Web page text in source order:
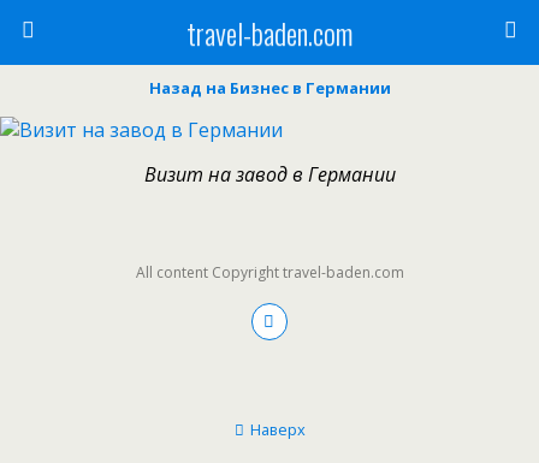
travel-baden.com
Назад на Бизнес в Германии
Визит на завод в Германии
All content Copyright travel-baden.com
Наверх